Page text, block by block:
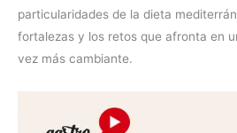
particularidades de la dieta
fortalezas y los retos que afronta en
vez más cambiante.